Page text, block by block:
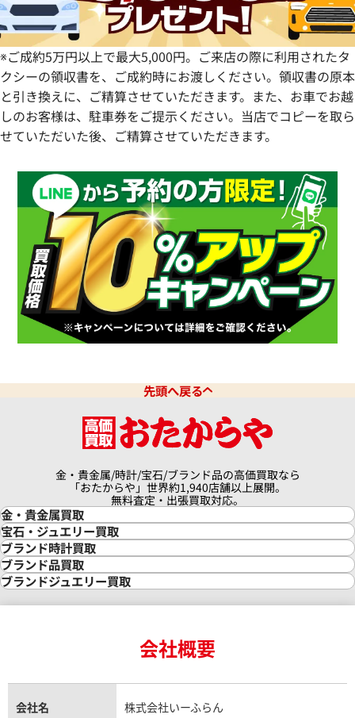
※ご成約5万円以上で最大5,000円。ご来店の際に利用されたタ
クシーの領収書を、ご成約時にお渡しください。領収書の原本
と引き換えに、ご精算させていただきます。また、お車でお越
しのお客様は、駐車券をご提示ください。当店でコピーを取ら
せていただいた後、ご精算させていただきます。
先頭へ戻る
金・貴金属/時計/宝石/ブランド品の高価買取なら
「おたからや」世界約1,940店舗以上展開。
無料査定・出張買取対応。
金・貴金属買取
金買取
金の相場価格情報
金の参考買取価格一覧
インゴット買取
インゴットの相場価格情報
24金買取
金貨買取
貴金属買取
宝石・ジュエリー買取
宝石・ジュエリー買取
ダイヤモンド買取
ダイヤモンド・宝石の参考価格一覧
リング・結婚指輪買取
エメラルド買取
トパーズ買取
タンザナイト買取
ブランド時計買取
時計買取
ロレックス買取
ロレックス デイトナ買取
ロレックス サブマリーナー買取
ロレックス エクスプローラー買取
ロレックス デイトジャスト買取
パテック フィリップノーチラス買取
ブランド品買取
ブランド買取
シャネル マトラッセ買取
ブランドジュエリー買取
ヴァンクリーフ＆アーペル買取
ショーメ買取
会社概要
会社名 株式会社いーふらん